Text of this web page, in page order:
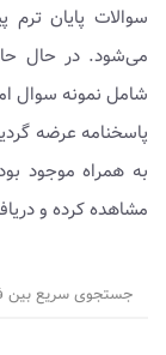
سوالات پایان
می‌شود. در حال
پاسخنامه عرضه
به همراه موجود
مشاهده کرده و
جستجوی سریع بین